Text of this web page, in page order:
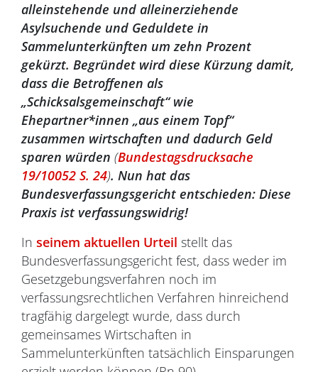
alleinstehende und alleinerziehende
Asylsuchende und Geduldete in
Sammelunterkünften um zehn Prozent
gekürzt. Begründet wird diese Kürzung damit,
dass die Betroffenen als
„Schicksalsgemeinschaft“ wie
Ehepartner*innen „aus einem Topf“
zusammen wirtschaften und dadurch Geld
sparen würden (Bundestagsdrucksache
19/10052 S. 24). Nun hat das
Bundesverfassungsgericht entschieden: Diese
Praxis ist verfassungswidrig!
In seinem aktuellen Urteil stellt das
Bundesverfassungsgericht fest, dass weder im
Gesetzgebungsverfahren noch im
verfassungsrechtlichen Verfahren hinreichend
tragfähig dargelegt wurde, dass durch
gemeinsames Wirtschaften in
Sammelunterkünften tatsächlich Einsparungen